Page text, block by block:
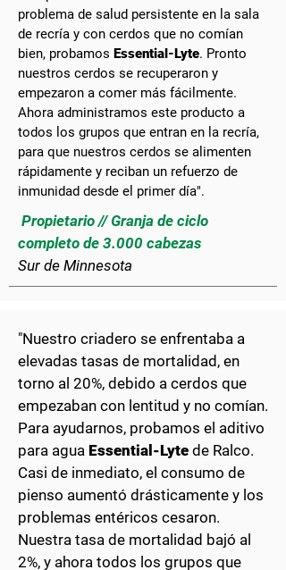
problema de salud persistente en la sala
de recría y con cerdos que no comían
bien, probamos Essential-Lyte. Pronto
nuestros cerdos se recuperaron y
empezaron a comer más fácilmente.
Ahora administramos este producto a
todos los grupos que entran en la recría,
para que nuestros cerdos se alimenten
rápidamente y reciban un refuerzo de
inmunidad desde el primer día".
​ Propietario // Granja de ciclo
completo de 3.000 cabezas
Sur de Minnesota
"Nuestro criadero se enfrentaba a
elevadas tasas de mortalidad, en
torno al 20%, debido a cerdos que
empezaban con lentitud y no comían.
Para ayudarnos, probamos el aditivo
para agua Essential-Lyte de Ralco.
Casi de inmediato, el consumo de
pienso aumentó drásticamente y los
problemas entéricos cesaron.
Nuestra tasa de mortalidad bajó al
2%, y ahora todos los grupos que